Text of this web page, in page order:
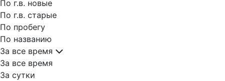
По г.в. новые
По г.в. старые
По пробегу
По названию
За все время
За все время
За сутки